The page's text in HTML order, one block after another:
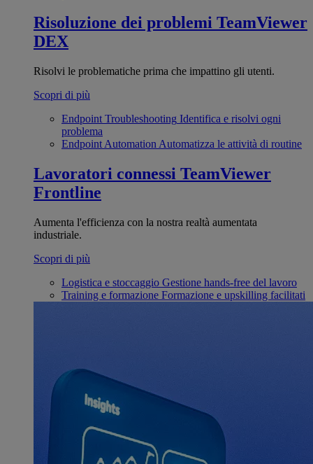
Risoluzione dei problemi TeamViewer
DEX
Risolvi le problematiche prima che impattino gli utenti.
Scopri di più
Endpoint Troubleshooting Identifica e risolvi ogni
problema
Endpoint Automation Automatizza le attività di routine
Lavoratori connessi TeamViewer
Frontline
Aumenta l'efficienza con la nostra realtà aumentata
industriale.
Scopri di più
Logistica e stoccaggio Gestione hands-free del lavoro
Training e formazione Formazione e upskilling facilitati